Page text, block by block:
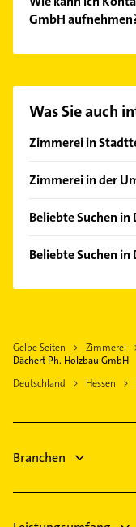
GmbH
finden Sie alle
Was Sie auch
Zimmerei in
Kranichstein
Zimmerei in der
Pfungstadt
Bickenbach
Dieburg
Brensbach
Langen (Hessen)
Beliebte Suchen
Schreiner
Bauunternehmen
Rohrreinigung
Klempner
Sanitärinstallation
Kanalreinigung
Beliebte Suchen
Physiotherapie
Gasinstallateur
Rechtsanwalt
Heizung & Sanitär
Gelbe Seiten Zimmerei
Dächert Ph. Holzbau GmbH
Deutschland
Hessen
Branchen